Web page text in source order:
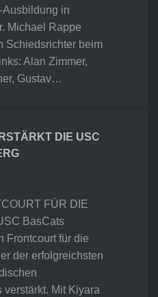
Ausbildung in
Michael Rappe
Schiedsrichter beim
Alan Zimmer,
Gustav…
DIE USC
FÜR DIE
BasCats
Frontcourt für die
der erfolgreichsten
Mit Kiyara